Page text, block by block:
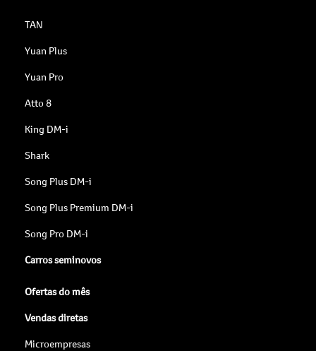
TAN
Yuan Plus
Yuan Pro
Atto 8
King DM-i
Shark
Song Plus DM-i
Song Plus Premium DM-i
Song Pro DM-i
Carros seminovos
Ofertas do mês
Vendas diretas
Microempresas